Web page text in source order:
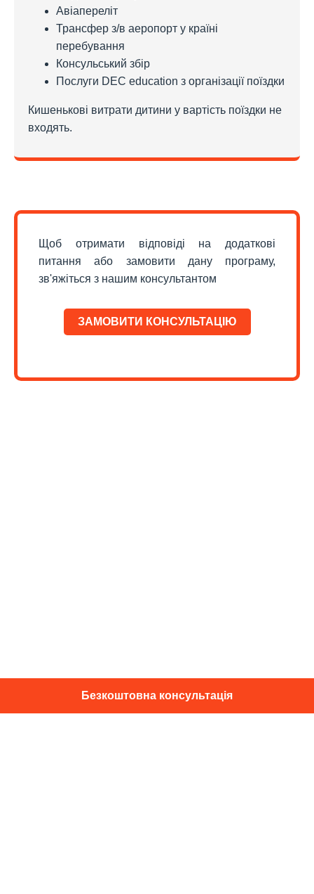
Безкоштовна консультація
Авіапереліт
Трансфер з/в аеропорт у країні
перебування
Консульський збір
Послуги DEC education з організації поїздки
Кишенькові витрати дитини у вартість поїздки не
входять.
Щоб отримати відповіді на додаткові
питання або замовити дану програму,
зв'яжіться з нашим консультантом
ЗАМОВИТИ КОНСУЛЬТАЦІЮ